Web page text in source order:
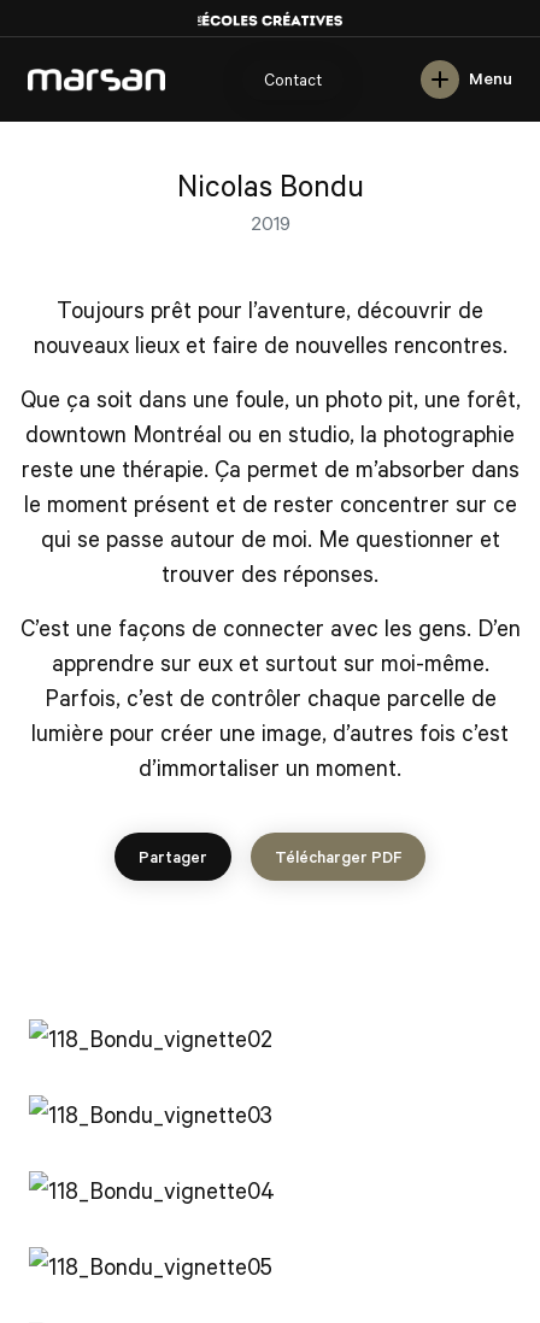
Contact Menu
English
Nicolas Bondu
2019
Toujours prêt pour l’aventure, découvrir de
nouveaux lieux et faire de nouvelles rencontres.
Que ça soit dans une foule, un photo pit, une forêt,
downtown Montréal ou en studio, la photographie
reste une thérapie. Ça permet de m’absorber dans
le moment présent et de rester concentrer sur ce
qui se passe autour de moi. Me questionner et
trouver des réponses.
C’est une façons de connecter avec les gens. D’en
apprendre sur eux et surtout sur moi-même.
Parfois, c’est de contrôler chaque parcelle de
lumière pour créer une image, d’autres fois c’est
d’immortaliser un moment.
Partager Télécharger PDF